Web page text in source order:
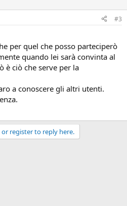
#3
per quel che posso parteciperò
quando lei sarà convinta al
è ciò che serve per la
a conoscere gli altri utenti.
register to reply here.